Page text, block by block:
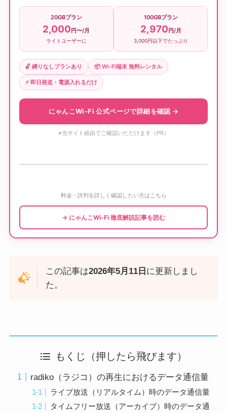
20GBプラン
2,000 円〜/月
ライトユーザーに
100GBプラン
2,970 円/月
3,000円以下でたっぷり
🔓 縛りなしプランあり 📦 Wi-Fi端末 無料レンタル
⚡ 即日発送・電源入れるだけ
にゃんこWi-Fi 公式ページで詳細を確認 →
※当サイト経由でご確認いただけます（PR）
料金・評判を詳しく確認したい方はこちら
→ にゃんこWi-Fi 徹底解説記事を読む
この記事は2026年5月11日 に更新しまし
た。
もくじ（押したら飛びます）
radiko（ラジコ）の再生におけるデータ通信量
ライブ放送（リアルタイム）時のデータ通信量
タイムフリー放送（アーカイブ）時のデータ通